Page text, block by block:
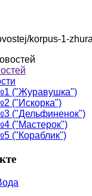
korpus-1-
("Журавушка")
("Искорка")
("Дельфиненок")
("Мастерок")
("Кораблик")